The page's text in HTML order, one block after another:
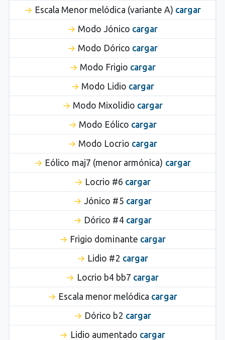
Escala Menor melódica (variante A) cargar
Modo Jónico cargar
Modo Dórico cargar
Modo Frigio cargar
Modo Lidio cargar
Modo Mixolidio cargar
Modo Eólico cargar
Modo Locrio cargar
Eólico maj7 (menor armónica) cargar
Locrio #6 cargar
Jónico #5 cargar
Dórico #4 cargar
Frigio dominante cargar
Lidio #2 cargar
Locrio b4 bb7 cargar
Escala menor melódica cargar
Dórico b2 cargar
Lidio aumentado cargar